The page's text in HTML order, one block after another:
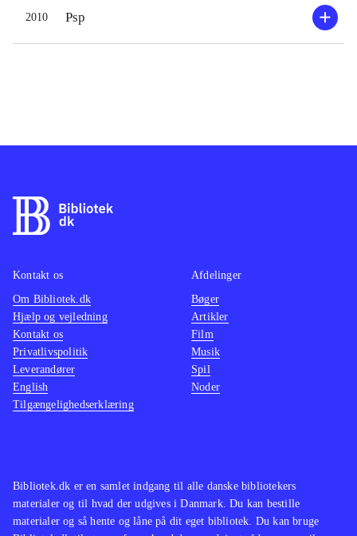
lille del af MNR og vil for nogle
du vise frem eller dele online.
styringen er okay, men hver gang du
skal noget nyt, så er der lange
er meget frustrerende
Der er efterhånden lavet en del
efterligninger af klassikeren "Mario
Kart", et af de nyeste er Madagascar
kartz, men MNR har pga. friheden i
spillet en del fællestræk med Little
big planet også.
det vil også være irriterende for dem,
som bare vil spille et bilspil. De
lange og mange loadetider er
2010 Psp
Bibliotek.dk er en samlet indgang til alle danske bibliotekers
materialer og til hvad der udgives i Danmark. Du kan bestille
materialer og så hente og låne på dit eget bibliotek. Du kan bruge
Kontakt os
Om Bibliotek.dk
Hjælp og vejledning
Kontakt os
Privatlivspolitik
Leverandører
English
Tilgængelighedserklæring
Afdelinger
Bøger
Artikler
Film
Musik
Spil
Noder